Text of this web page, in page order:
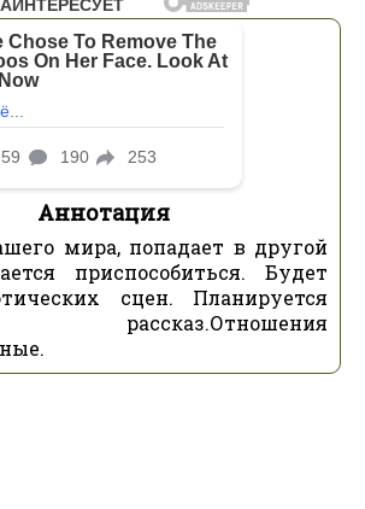
Аннотация
мира, попадает в другой
приспособиться. Будет
сцен. Планируется
рассказ.Отношения